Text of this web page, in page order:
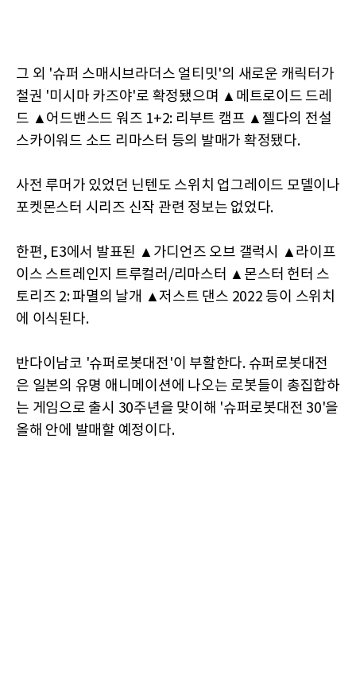
그 외 '슈퍼 스매시브라더스 얼티밋'의 새로운 캐릭터가
철권 '미시마 카즈야'로 확정됐으며 ▲메트로이드 드레
드 ▲어드밴스드 워즈 1+2: 리부트 캠프 ▲젤다의 전설
스카이워드 소드 리마스터 등의 발매가 확정됐다.
사전 루머가 있었던 닌텐도 스위치 업그레이드 모델이나
포켓몬스터 시리즈 신작 관련 정보는 없었다.
한편, E3에서 발표된 ▲가디언즈 오브 갤럭시 ▲라이프
이스 스트레인지 트루컬러/리마스터 ▲몬스터 헌터 스
토리즈 2: 파멸의 날개 ▲저스트 댄스 2022 등이 스위치
에 이식된다.
반다이남코 '슈퍼로봇대전'이 부활한다. 슈퍼로봇대전
은 일본의 유명 애니메이션에 나오는 로봇들이 총집합하
는 게임으로 출시 30주년을 맞이해 '슈퍼로봇대전 30'을
올해 안에 발매할 예정이다.